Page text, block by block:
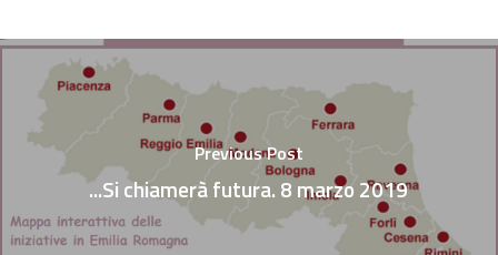
Previous Post
...Si chiamerà futura. 8 marzo 2019